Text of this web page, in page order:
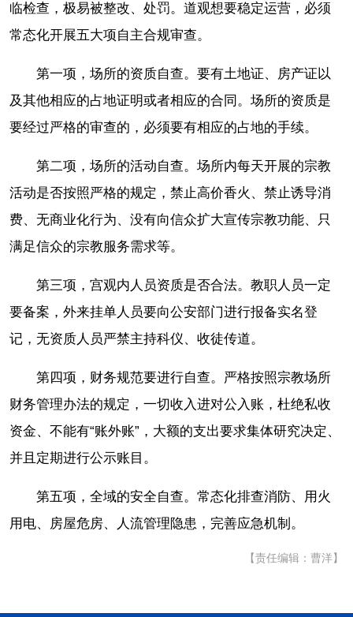
临检查，极易被整改、处罚。道观想要稳定运营，必须
常态化开展五大项自主合规审查。
第一项，场所的资质自查。要有土地证、房产证以
及其他相应的占地证明或者相应的合同。场所的资质是
要经过严格的审查的，必须要有相应的占地的手续。
第二项，场所的活动自查。场所内每天开展的宗教
活动是否按照严格的规定，禁止高价香火、禁止诱导消
费、无商业化行为、没有向信众扩大宣传宗教功能、只
满足信众的宗教服务需求等。
第三项，宫观内人员资质是否合法。教职人员一定
要备案，外来挂单人员要向公安部门进行报备实名登
记，无资质人员严禁主持科仪、收徒传道。
第四项，财务规范要进行自查。严格按照宗教场所
财务管理办法的规定，一切收入进对公入账，杜绝私收
资金、不能有“账外账”，大额的支出要求集体研究决定、
并且定期进行公示账目。
第五项，全域的安全自查。常态化排查消防、用火
用电、房屋危房、人流管理隐患，完善应急机制。
【责任编辑：曹洋】